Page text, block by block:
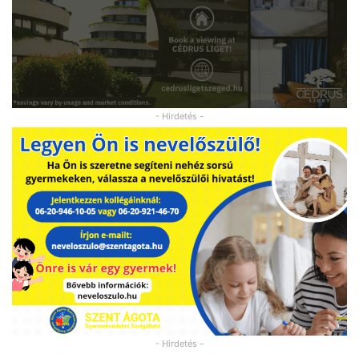
- Hirdetés -
- Hirdetés -